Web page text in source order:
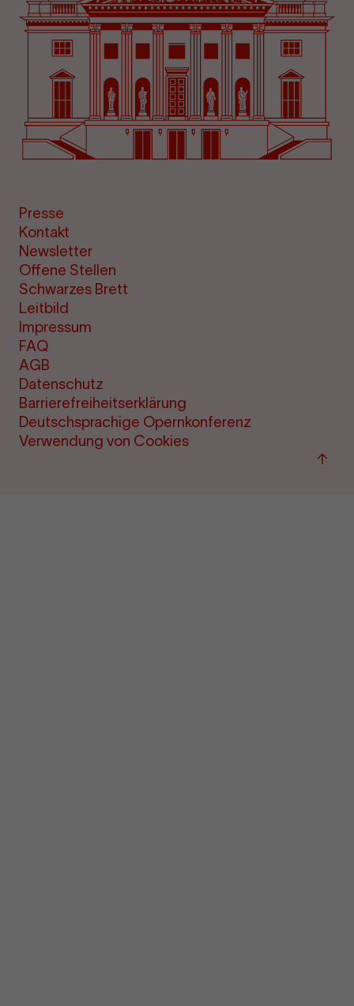
Presse
Kontakt
Newsletter
Offene Stellen
Schwarzes Brett
Leitbild
Impressum
FAQ
AGB
Datenschutz
Barrierefreiheitserklärung
Deutschsprachige Opernkonferenz
Verwendung von Cookies
Zu